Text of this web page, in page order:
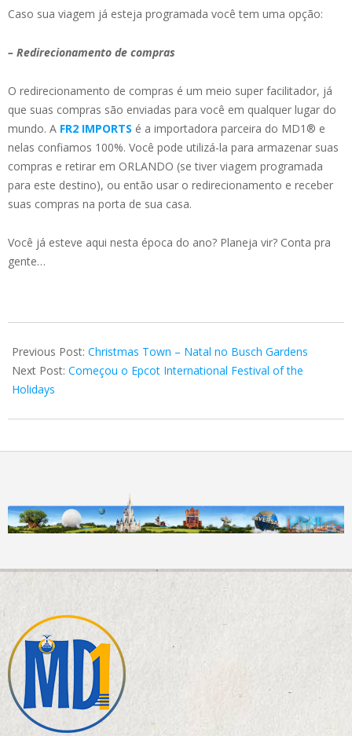
Caso sua viagem já esteja programada você tem uma opção:
– Redirecionamento de compras
O redirecionamento de compras é um meio super facilitador, já
que suas compras são enviadas para você em qualquer lugar do
mundo. A FR2 IMPORTS é a importadora parceira do MD1® e
nelas confiamos 100%. Você pode utilizá-la para armazenar suas
compras e retirar em ORLANDO (se tiver viagem programada
para este destino), ou então usar o redirecionamento e receber
suas compras na porta de sua casa.
Você já esteve aqui nesta época do ano? Planeja vir? Conta pra
gente…
11-
21
Previous Post: Christmas Town – Natal no Busch Gardens
Next Post: Começou o Epcot International Festival of the
Holidays